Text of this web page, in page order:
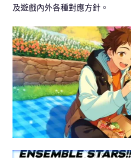
及遊戲內外各種對應方針。